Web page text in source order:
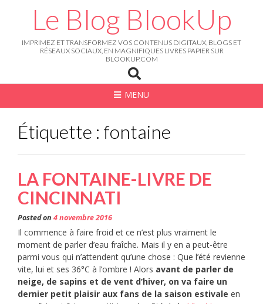
Le Blog BlookUp
IMPRIMEZ ET TRANSFORMEZ VOS CONTENUS DIGITAUX, BLOGS ET
RÉSEAUX SOCIAUX, EN MAGNIFIQUES LIVRES PAPIER SUR
BLOOKUP.COM
MENU
Étiquette : fontaine
LA FONTAINE-LIVRE DE
CINCINNATI
Posted on 4 novembre 2016
Il commence à faire froid et ce n’est plus vraiment le
moment de parler d’eau fraîche. Mais il y en a peut-être
parmi vous qui n’attendent qu’une chose : Que l’été revienne
vite, lui et ses 36°C à l’ombre ! Alors avant de parler de
neige, de sapins et de vent d’hiver, on va faire un
dernier petit plaisir aux fans de la saison estivale en